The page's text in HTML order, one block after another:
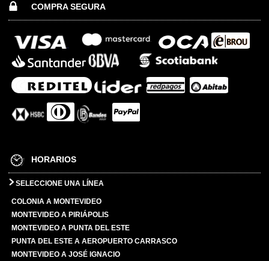
COMPRA SEGURA
HORARIOS
SELECCIONE UNA LÍNEA
COLONIA A MONTEVIDEO
MONTEVIDEO A PIRIÁPOLIS
MONTEVIDEO A PUNTA DEL ESTE
PUNTA DEL ESTE A AEROPUERTO CARRASCO
MONTEVIDEO A JOSÉ IGNACIO